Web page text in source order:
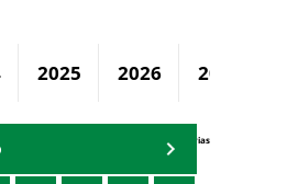
2025 2026 2027
Agenda Secretárias